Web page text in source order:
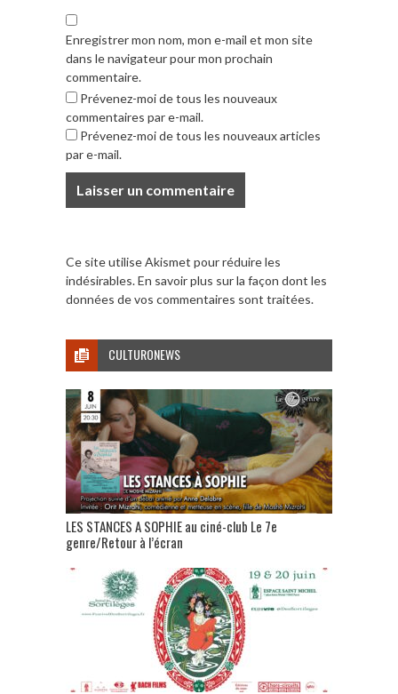
Enregistrer mon nom, mon e-mail et mon site
dans le navigateur pour mon prochain
commentaire.
Prévenez-moi de tous les nouveaux
commentaires par e-mail.
Prévenez-moi de tous les nouveaux articles
par e-mail.
Ce site utilise Akismet pour réduire les
indésirables.En savoir plus sur la façon dont les
données de vos commentaires sont traitées.
CULTURONEWS
LES STANCES A SOPHIE au ciné-club Le 7e
genre/Retour à l’écran